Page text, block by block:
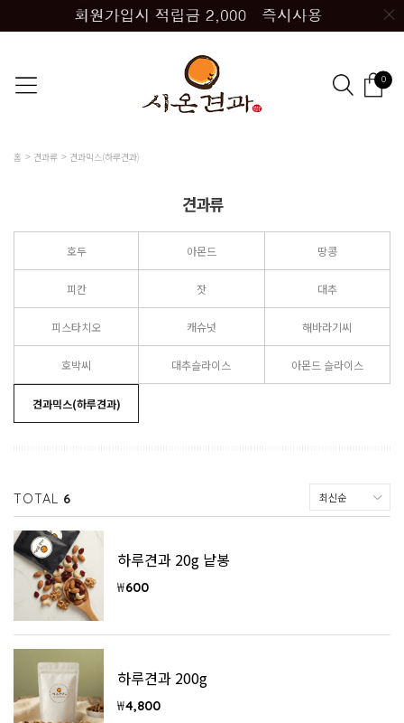
0
홈 견과류 견과믹스(하루견과)
견과류
호두 아몬드 땅콩
피칸 잣 대추
피스타치오 캐슈넛 해바라기씨
호박씨 대추슬라이스 아몬드 슬라이스
견과믹스(하루견과)
TOTAL 6
하루견과 20g 낱봉
₩600
하루견과 200g
₩4,800